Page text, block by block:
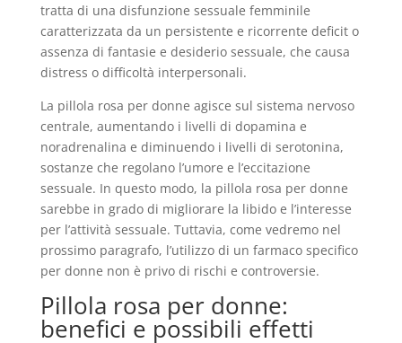
tratta di una disfunzione sessuale femminile
caratterizzata da un persistente e ricorrente deficit o
assenza di fantasie e desiderio sessuale, che causa
distress o difficoltà interpersonali.
La pillola rosa per donne agisce sul sistema nervoso
centrale, aumentando i livelli di dopamina e
noradrenalina e diminuendo i livelli di serotonina,
sostanze che regolano l’umore e l’eccitazione
sessuale. In questo modo, la pillola rosa per donne
sarebbe in grado di migliorare la libido e l’interesse
per l’attività sessuale. Tuttavia, come vedremo nel
prossimo paragrafo, l’utilizzo di un farmaco specifico
per donne non è privo di rischi e controversie.
Pillola rosa per donne:
benefici e possibili effetti